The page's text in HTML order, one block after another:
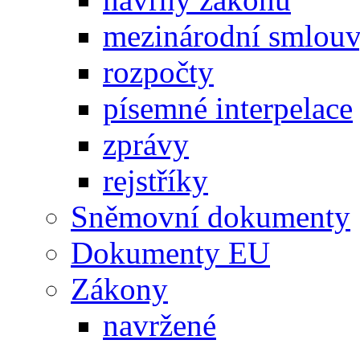
mezinárodní
rozpočty
písemné interpelace
zprávy
rejstříky
Sněmovní dokumenty
Dokumenty EU
Zákony
navržené